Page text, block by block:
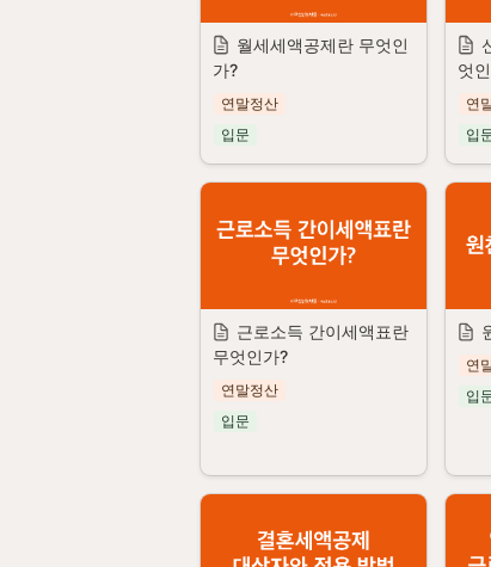
월세세액공제란 무엇인
가?
연말정산
입문
엇
연
입
근로소득 간이세액표란
무엇인가?
연말정산
입문
연
입